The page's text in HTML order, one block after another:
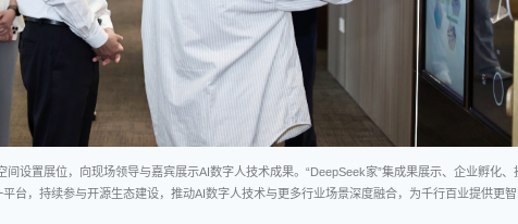
间设置展位，向现场领导与嘉宾展示AI数字人技术成果。“DeepSeek家”集成果展示、企业孵化、
台，持续参与开源生态建设，推动AI数字人技术与更多行业场景深度融合，为千行百业提供更